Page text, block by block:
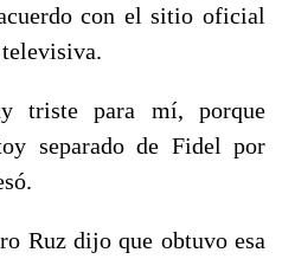
con el sitio oficial
triste para mí, porque
separado de Fidel por
Ruz dijo que obtuvo esa